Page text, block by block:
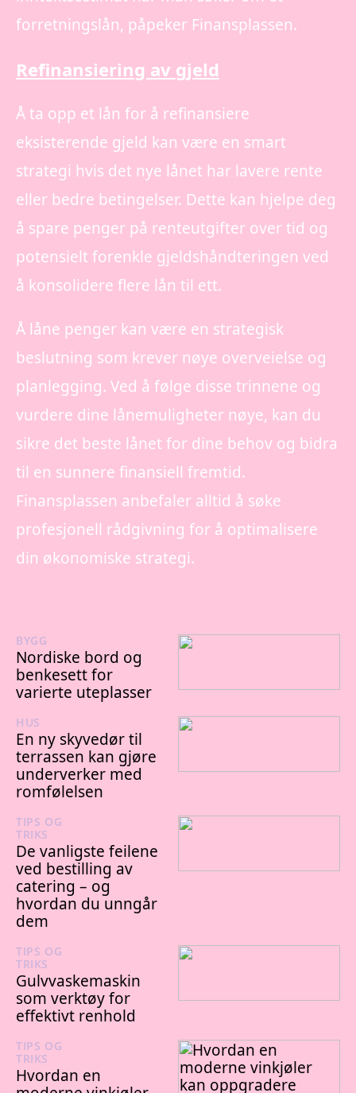
forretningslån, påpeker Finansplassen.
Refinansiering av gjeld
Å ta opp et lån for å refinansiere
eksisterende gjeld kan være en smart
strategi hvis det nye lånet har lavere rente
eller bedre betingelser. Dette kan hjelpe deg
å spare penger på renteutgifter over tid og
potensielt forenkle gjeldshåndteringen ved
å konsolidere flere lån til ett.
Å låne penger kan være en strategisk
beslutning som krever nøye overveielse og
planlegging. Ved å følge disse trinnene og
vurdere dine lånemuligheter nøye, kan du
sikre det beste lånet for dine behov og bidra
til en sunnere finansiell fremtid.
Finansplassen anbefaler alltid å søke
profesjonell rådgivning for å optimalisere
din økonomiske strategi.
BYGG
Nordiske bord og
benkesett for
varierte uteplasser
HUS
En ny skyvedør til
terrassen kan gjøre
underverker med
romfølelsen
TIPS OG
TRIKS
De vanligste feilene
ved bestilling av
catering – og
hvordan du unngår
dem
TIPS OG
TRIKS
Gulvvaskemaskin
som verktøy for
effektivt renhold
TIPS OG
TRIKS
Hvordan en